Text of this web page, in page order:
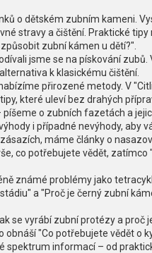
o dětském zubním kameni.
stravy a čištění. Praktické
zubní kámen u dětí?".
jsme se na pískování
k klasickému čištění.
přirozené metody. V
které uleví bez drahých
o zubních fazetách a
i případné nevýhody, aby
máme články o
co potřebujete vědět,
známé problémy jako
a "Proč je černý zubní
se vyrábí zubní protézy a
obnáší "Co potřebujete vědět o
spektrum informací – od